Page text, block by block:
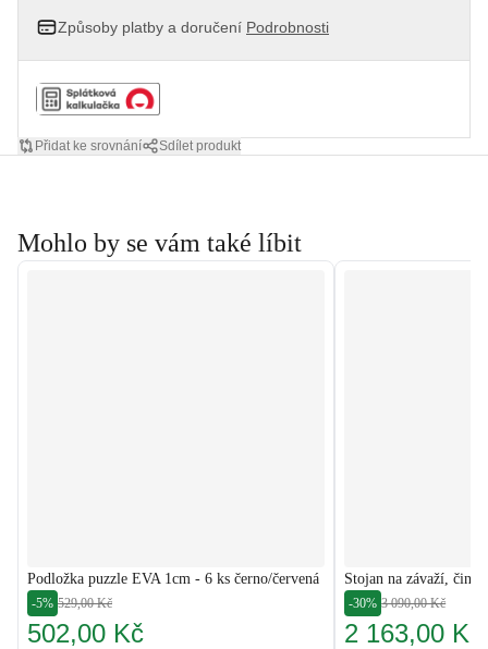
Způsoby platby a doručení Podrobnosti
Přidat ke srovnání Sdílet produkt
Mohlo by se vám také líbit
Podložka puzzle EVA 1cm - 6 ks černo/červená
-5% 529,00 Kč
502,00 Kč
Stojan na závaží,
-30% 3 090,00 Kč
2 163,00 Kč